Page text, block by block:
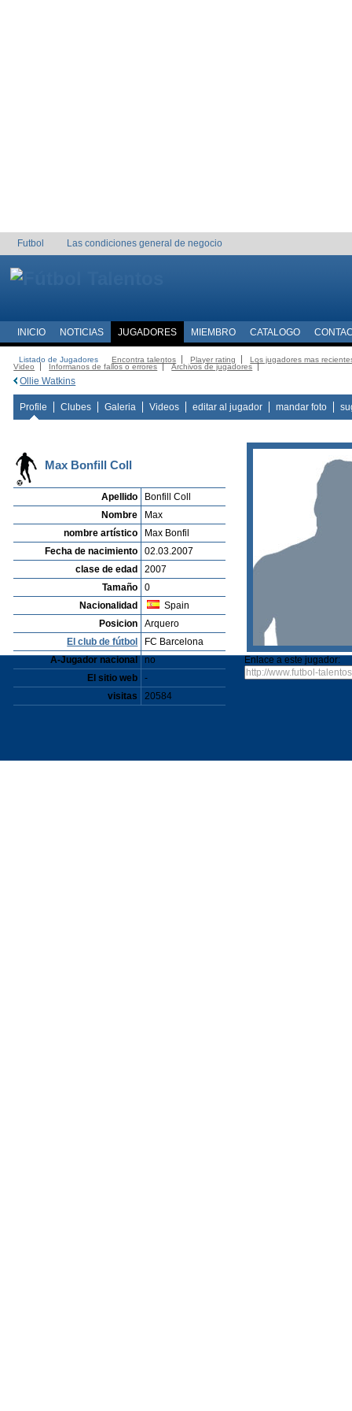
Futbol Las condiciones general de negocio
INICIO NOTICIAS JUGADORES MIEMBRO CATALOGO
Listado de Jugadores Encontra talentos Player rating
Los jugadores mas
Video
Informanos de fallos o errores Archivos de jugadores
Ollie Watkins
Profile Clubes Galeria Videos editar al jugador mandar foto
Max Bonfill Coll
Apellido
Bonfill Coll
Nombre
Max
nombre artístico
Max Bonfil
Fecha de nacimiento
02.03.2007
clase de edad
2007
Tamaño
0
Nacionalidad
Spain
Posicion
Arquero
El club de fútbol
FC Barcelona
A-Jugador nacional
no
El sitio web
-
visitas
20584
Enlace a este jugador: